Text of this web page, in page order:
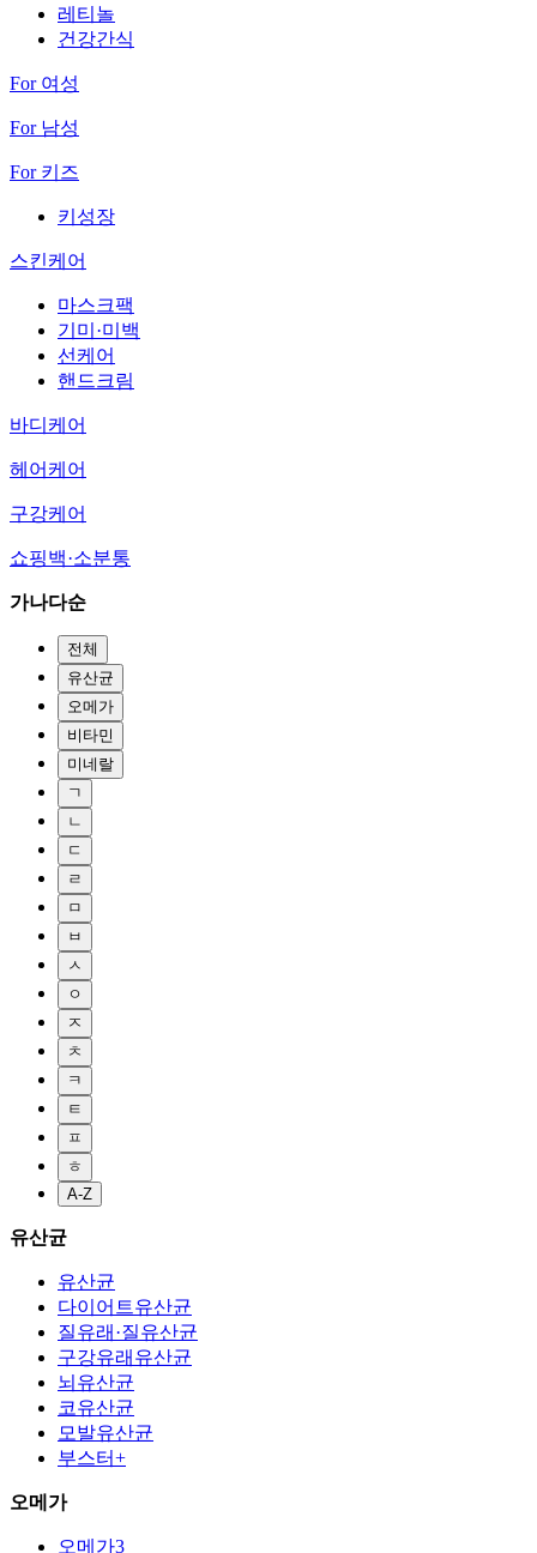
레티놀
건강간식
For 여성
For 남성
For 키즈
키성장
스킨케어
마스크팩
기미·미백
선케어
핸드크림
바디케어
헤어케어
구강케어
쇼핑백·소분통
가나다순
전체
유산균
오메가
비타민
미네랄
ㄱ
ㄴ
ㄷ
ㄹ
ㅁ
ㅂ
ㅅ
ㅇ
ㅈ
ㅊ
ㅋ
ㅌ
ㅍ
ㅎ
A-Z
유산균
유산균
다이어트유산균
질유래·질유산균
구강유래유산균
뇌유산균
코유산균
모발유산균
부스터+
오메가
오메가3